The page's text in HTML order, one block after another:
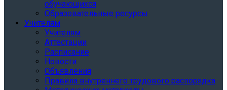
обучающихся
Образовательные ресурсы
Учителям
Учителям
Аттестации
Расписание
Новости
Объявления
Правила внутреннего трудового распорядка